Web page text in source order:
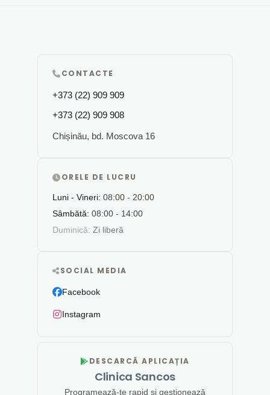
CONTACTE
+373 (22) 909 909
+373 (22) 909 908
Chișinău, bd. Moscova 16
ORELE DE LUCRU
Luni - Vineri: 08:00 - 20:00
Sâmbătă: 08:00 - 14:00
Duminică: Zi liberă
SOCIAL MEDIA
Facebook
Instagram
DESCARCĂ APLICAȚIA
Clinica Sancos
Programează-te rapid și gestionează